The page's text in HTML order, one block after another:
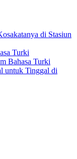
di Stasiun
Turki
Bahasa Turki
untuk Tinggal di